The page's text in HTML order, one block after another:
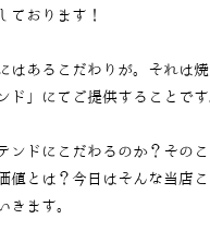
ております！
はあるこだわりが。それは
ド」にてご提供することです
ンドにこだわるのか？その
値とは？今日はそんな当店
きます。